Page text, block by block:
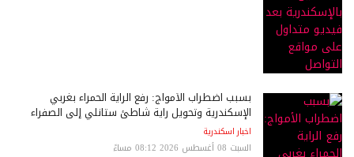
بسبب اضطراب الأمواج: رفع الراية الحمراء بغربي
الإسكندرية وتحويل راية شاطئ ستانلي إلى الصفراء
اخبار اسكندرية
السبت 08 أغسطس 2026 08:12 مساءً